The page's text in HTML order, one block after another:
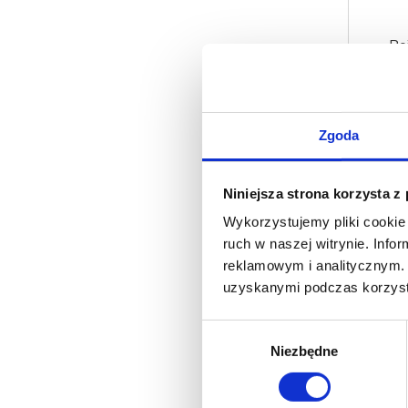
Zgoda
Niniejsza strona korzysta z
Wykorzystujemy pliki
ruch w naszej witrynie.
reklamowym i
uzyskanymi podczas
Niezbędne
W
Dzięki